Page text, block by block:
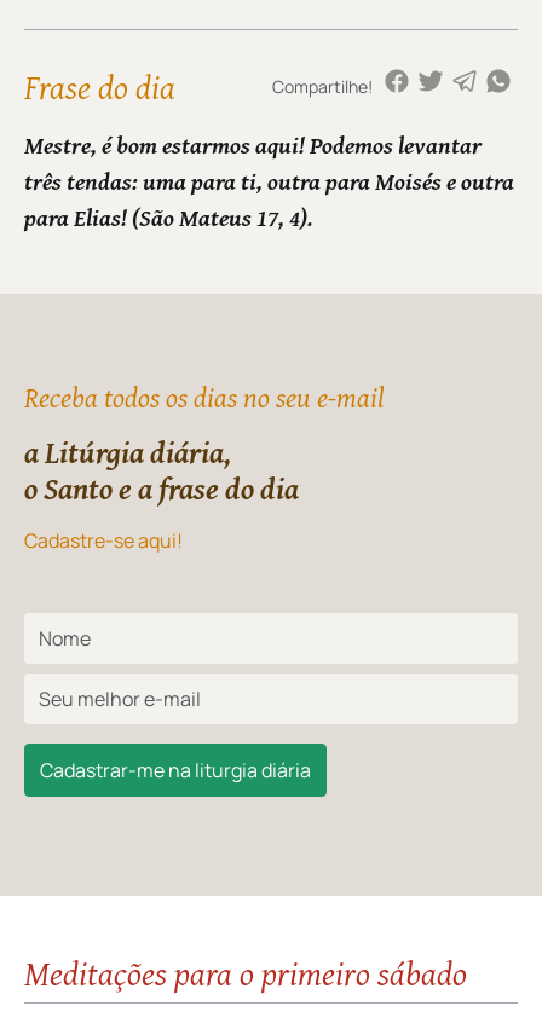
Frase do dia Compartilhe!
Mestre, é bom estarmos aqui! Podemos levantar
três tendas: uma para ti, outra para Moisés e outra
para Elias! (São Mateus 17, 4).
Receba todos os dias no seu e-mail
a Litúrgia diária,
o Santo e a frase do dia
Cadastre-se aqui!
Cadastrar-me na liturgia diária
Meditações para o primeiro sábado